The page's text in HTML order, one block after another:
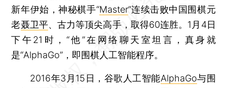
新年伊始，神秘棋手“Master”连续击败中国围棋元
老聂卫平、古力等顶尖高手，取得60连胜。1月4日
下午21时，“他”在网络聊天室坦言，真身就
是“AlphaGo”，即围棋人工智能程序。
2016年3月15日，谷歌人工智能AlphaGo与围